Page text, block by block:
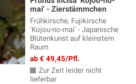
mai' - Zierstämmchen
Frühkirsche, Fujikirsche
'Kojou-no-mai' - Japanische
Blütenkunst auf kleinstem
Raum
ab € 49,45/Pfl.
Zur Zeit leider nicht
lieferbar